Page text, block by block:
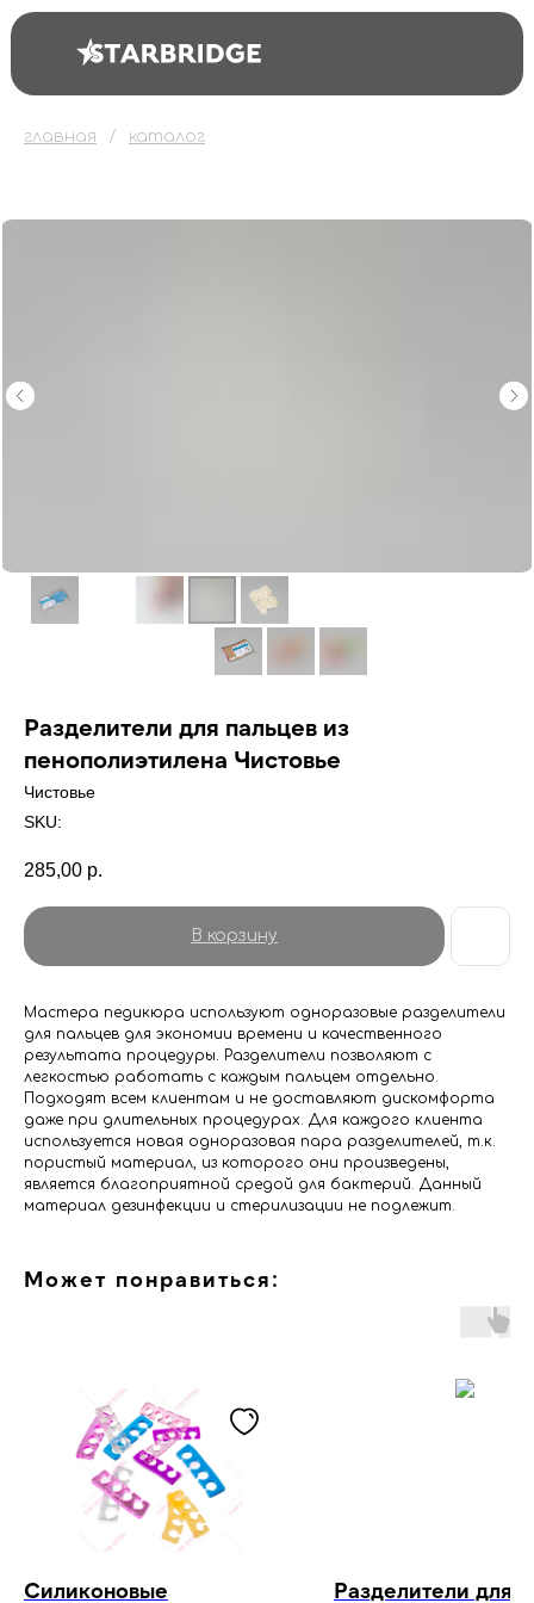
главная каталог
Разделители для пальцев из
пенополиэтилена Чистовье
Чистовье
SKU:
285,00 р.
В корзину
Мастера педикюра используют одноразовые разделители
для пальцев для экономии времени и качественного
результата процедуры. Разделители позволяют с
легкостью работать с каждым пальцем отдельно.
Подходят всем клиентам и не доставляют дискомфорта
даже при длительных процедурах. Для каждого клиента
используется новая одноразовая пара разделителей, т.к.
пористый материал, из которого они произведены,
является благоприятной средой для бактерий. Данный
материал дезинфекции и стерилизации не подлежит.
Может понравиться:
Силиконовые Разделители для